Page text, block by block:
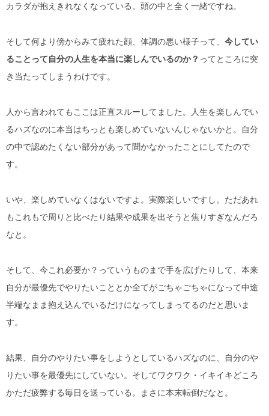
カラダが抱えきれなくなっている。頭の中と全く一緒ですね。
そして何より傍からみて疲れた顔、体調の悪い様子って、 今してい
ることって自分の人生を本当に楽しんでいるのか？ ってところに突
き当たってしまうわけです。
人から言われてもここは正直スルーしてました。人生を楽しんでい
るハズなのに本当はちっとも楽しめていないんじゃないかと。自分
の中で認めたくない部分があって聞かなかったことにしてたので
す。
いや、楽しめていなくはないですよ。実際楽しいですし。ただあれ
もこれもで周りと比べたり結果や成果を出そうと焦りすぎなんだろ
なと。
そして、今これ必要か？っていうものまで手を広げたりして、本来
自分が最優先でやりたいこととか全てがごちゃごちゃになって中途
半端なまま抱え込んでいるだけになってしまってるのだと思いま
す。
結果、自分のやりたい事をしようとしているハズなのに、自分のや
りたい事を最優先にしていない。そしてワクワク・イキイキどころ
かただ疲弊する毎日を送っている。まさに本末転倒だなと。